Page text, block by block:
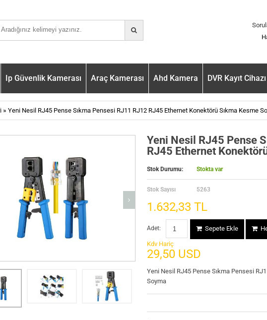
Ip Güvenlik Kamerası Araç Kamerası Ahd Kamera DVR Kayıt Cihazı
» Yeni Nesil RJ45 Pense Sıkma Pensesi RJ11 RJ12 RJ45 Ethernet Konektörü Sıkma Kesme
Yeni Nesil RJ45 Pense
RJ45 Ethernet
Stok Durumu: Stokta var
Stok Sayısı 5263
1.632,33 TL
Adet: Sepete Ekle
Kdv Hariç
29,50 USD
Yeni Nesil RJ45 Pense Sıkma Pensesi
Soyma